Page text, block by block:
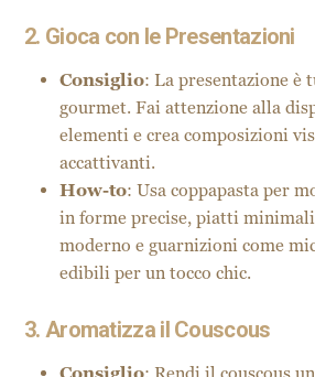
2. Gioca con le Presentazioni
Consiglio: La presentazione è
gourmet. Fai attenzione alla
elementi e crea composizioni
accattivanti.
How-to: Usa coppapasta per
in forme precise, piatti
moderno e guarnizioni come
edibili per un tocco chic.
3. Aromatizza il Couscous